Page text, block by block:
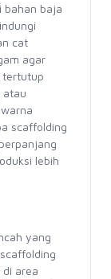
bahan baja
cat
agar
tertutup
atau
scaffolding
lebih
yang
area